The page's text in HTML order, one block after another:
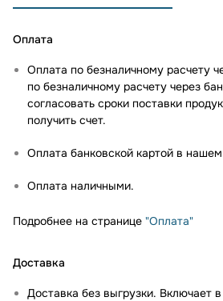
Оплата
Оплата по безналичному расчету
по безналичному расчету через
согласовать сроки поставки
получить счет.
Оплата банковской картой в
Оплата наличными.
Подробнее на странице "Оплата"
Доставка
Доставка без выгрузки. Включает